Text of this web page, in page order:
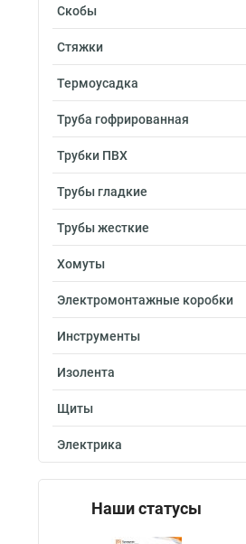
Скобы
Стяжки
Термоусадка
Труба гофрированная
Трубки ПВХ
Трубы гладкие
Трубы жесткие
Хомуты
Электромонтажные коробки
Инструменты
Изолента
Щиты
Электрика
Наши статусы